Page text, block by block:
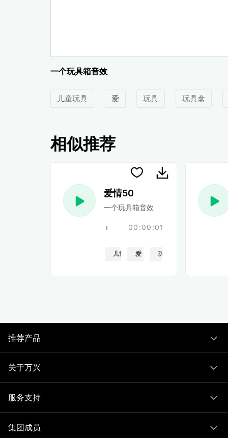
一个玩具箱音效
儿童玩具 爱 玩具 玩具盒
相似推荐
爱情50
一个玩具箱音效
00:00:01
儿童玩具爱 玩具
推荐产品
关于万兴
服务支持
集团成员